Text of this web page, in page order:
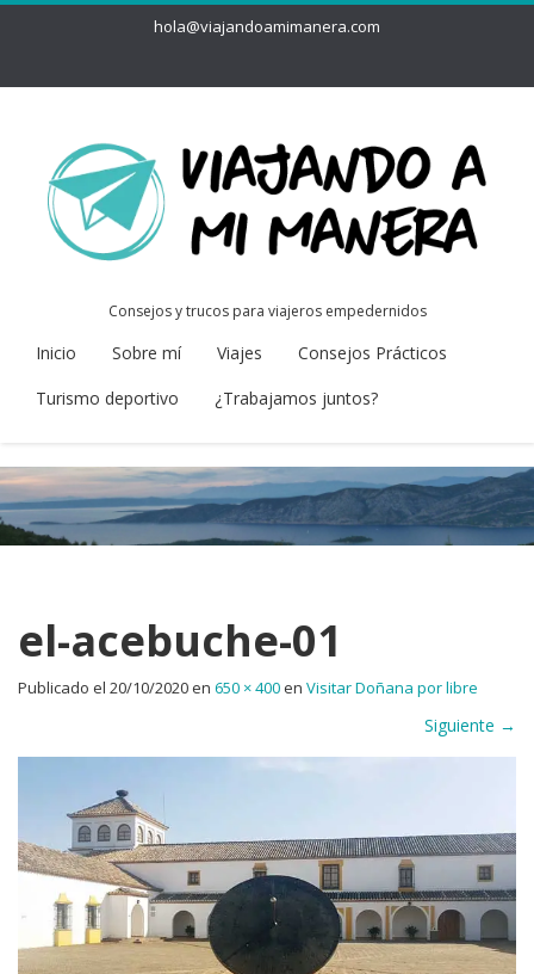
hola@viajandoamimanera.com
Consejos y trucos para viajeros empedernidos
Inicio Sobre mí Viajes
Consejos Prácticos
Turismo deportivo
¿Trabajamos juntos?
el-acebuche-01
Publicado el 20/10/2020en 650 × 400en Visitar Doñana por libre
Siguiente →